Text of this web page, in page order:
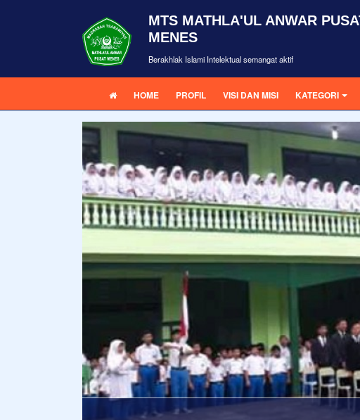
MTS MATHLA'UL ANWAR
MENES
Berakhlak Islami Intelektual semangat aktif
HOME PROFIL VISI DAN MISI KATEGORI